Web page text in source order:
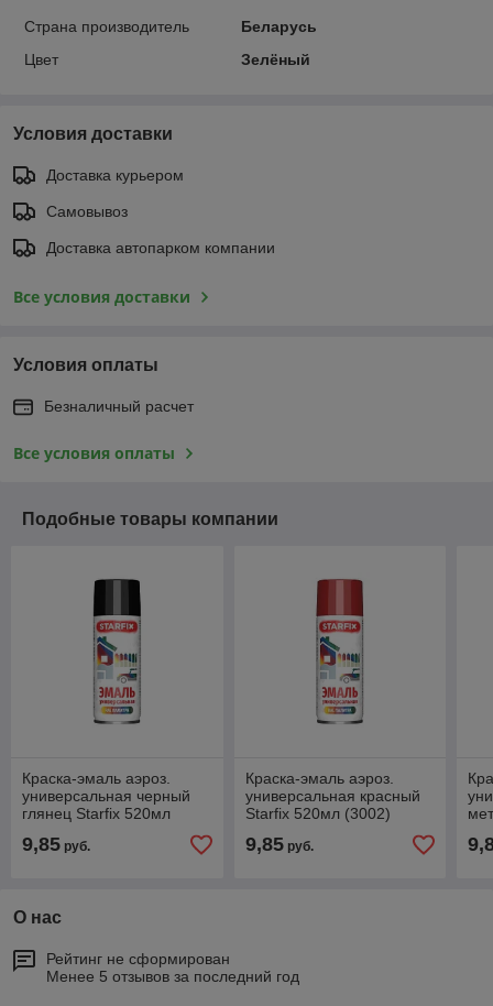
Страна производитель
Беларусь
Цвет
Зелёный
Условия доставки
Доставка курьером
Самовывоз
Доставка автопарком компании
Все условия доставки
Условия оплаты
Безналичный расчет
Все условия оплаты
Подобные товары компании
Краска-эмаль аэроз.
универсальная черный
глянец Starfix 520мл
9,85 руб.
Краска-эмаль аэроз.
универсальная красный
Starfix 520мл (3002)
9,85руб.
О нас
Рейтинг не сформирован
Менее 5 отзывов за последний год